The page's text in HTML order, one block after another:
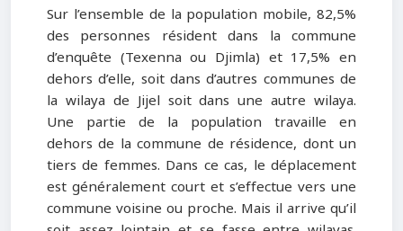
Sur l’ensemble de la population mobile, 82,5%
des personnes résident dans la commune
d’enquête (Texenna ou Djimla) et 17,5% en
dehors d’elle, soit dans d’autres communes de
la wilaya de Jijel soit dans une autre wilaya.
Une partie de la population travaille en
dehors de la commune de résidence, dont un
tiers de femmes. Dans ce cas, le déplacement
est généralement court et s’effectue vers une
commune voisine ou proche. Mais il arrive qu’il